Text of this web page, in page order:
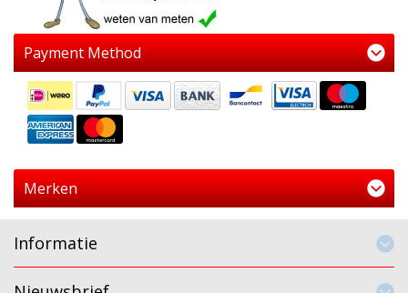
Payment Method
Merken
Informatie